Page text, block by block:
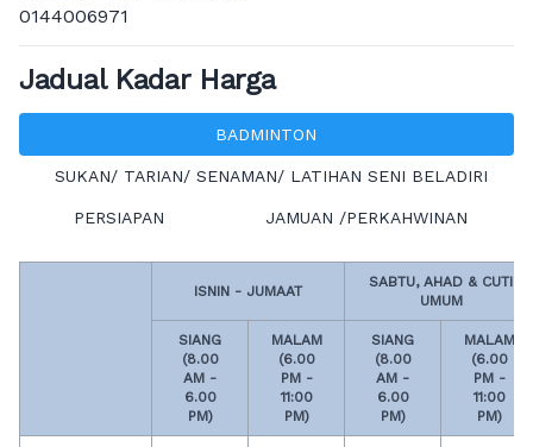
0144006971
Jadual Kadar Harga
BADMINTON
SUKAN/ TARIAN/ SENAMAN/ LATIHAN SENI BELADIRI
PERSIAPAN JAMUAN /PERKAHWINAN
ISNIN - JUMAAT
SABTU, AHAD & CUTI
UMUM
SIANG
(8.00
AM -
6.00
PM)
MALAM
(6.00
PM -
11:00
PM)
SIANG
(8.00
AM -
6.00
PM)
MALAM
(6.00
PM -
11:00
PM)